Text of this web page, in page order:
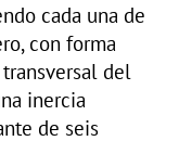
cada una de
con forma
del
inercia
de seis